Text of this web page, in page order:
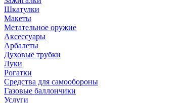
Шкатулки
Макеты
Метательное оружие
Аксессуары
Арбалеты
Духовые трубки
Луки
Рогатки
Средства для самообороны
Газовые баллончики
Услуги